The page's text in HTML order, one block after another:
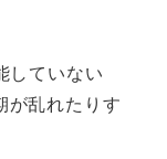
していない
が乱れたりす